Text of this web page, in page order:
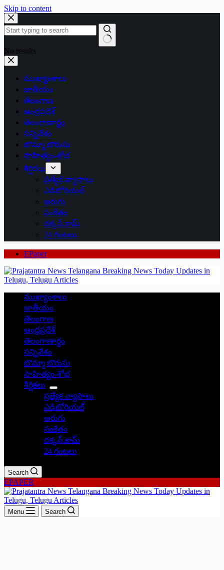
Skip to content
No results
ముఖ్యాంశాలు
జాతీయం
తెలంగాణ
ఆంధ్రప్రదేశ్
తెలంగాణార్థం
సన్నివేశం
బొమ్మా బొరుసు
సాహిత్యం-శోభ
శీర్షికలు
ప్రత్యేక వ్యాసాలు
ఎడిటోరియల్
అరుగు
సంకేతం
దక్కన్.కామ్
24 గంటలు
EPaper
ముఖ్యాంశాలు
జాతీయం
తెలంగాణ
ఆంధ్రప్రదేశ్
తెలంగాణార్థం
సన్నివేశం
బొమ్మా బొరుసు
సాహిత్యం-శోభ
శీర్షికలు
ప్రత్యేక వ్యాసాలు
ఎడిటోరియల్
అరుగు
సంకేతం
దక్కన్.కామ్
24 గంటలు
Search
EPAPER
Menu Search